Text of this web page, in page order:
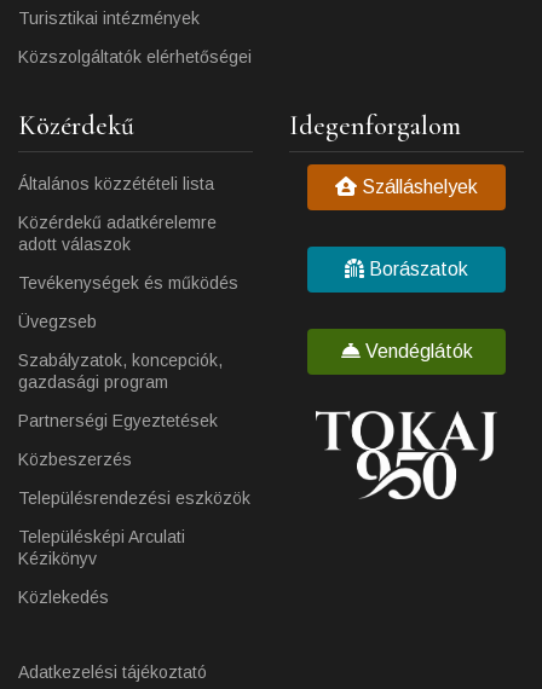
Turisztikai intézmények
Közszolgáltatók elérhetőségei
Közérdekű
Általános közzétételi lista
Közérdekű adatkérelemre
adott válaszok
Tevékenységek és működés
Üvegzseb
Szabályzatok, koncepciók,
gazdasági program
Partnerségi Egyeztetések
Közbeszerzés
Településrendezési eszközök
Településképi Arculati
Kézikönyv
Közlekedés
Adatkezelési tájékoztató
Idegenforgalom
Szálláshelyek
Borászatok
Vendéglátók